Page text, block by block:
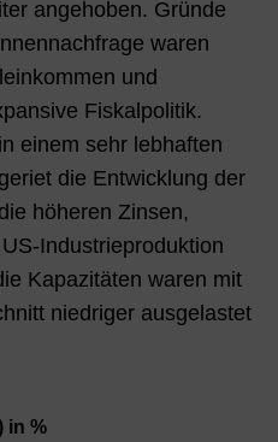
angehoben. Gründe
waren
und
Fiskalpolitik.
einem sehr lebhaften
die Entwicklung der
höheren Zinsen,
Industrieproduktion
Kapazitäten waren mit
niedriger ausgelastet
in %